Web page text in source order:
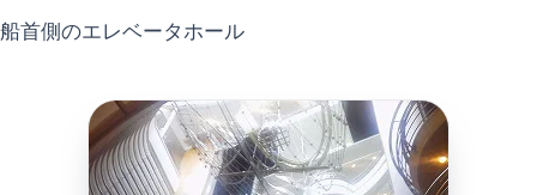
船首側のエレベータホール